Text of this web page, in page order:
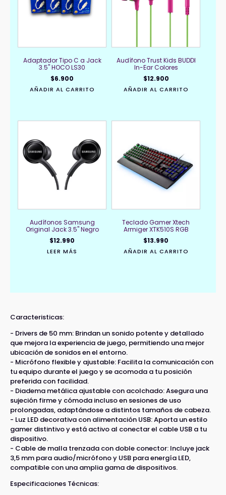
Adaptador Tipo C a Jack
3.5" HOCO LS30
$6.900
AÑADIR AL CARRITO
Audífono Trust Kids BUDDI
In-Ear Colores
$12.900
AÑADIR AL CARRITO
Audífonos Samsung
Original Jack 3.5" Negro
$12.990
LEER MÁS
Teclado Gamer Xtech
Armiger XTK510S RGB
$13.990
AÑADIR AL CARRITO
Caracteristicas:
- Drivers de 50 mm: Brindan un sonido potente y detallado
que mejora la experiencia de juego, permitiendo una mejor
ubicación de sonidos en el entorno.
- Micrófono flexible y ajustable: Facilita la comunicación con
tu equipo durante el juego y se acomoda a tu posición
preferida con facilidad.
- Diadema metálica ajustable con acolchado: Asegura una
sujeción firme y cómoda incluso en sesiones de uso
prolongadas, adaptándose a distintos tamaños de cabeza.
- Luz LED decorativa con alimentación USB: Aporta un estilo
gamer distintivo y está activo al conectar el cable USB a tu
dispositivo.
- Cable de malla trenzada con doble conector: Incluye jack
3,5 mm para audio/micrófono y USB para energía LED,
compatible con una amplia gama de dispositivos.
Especificaciones Técnicas: